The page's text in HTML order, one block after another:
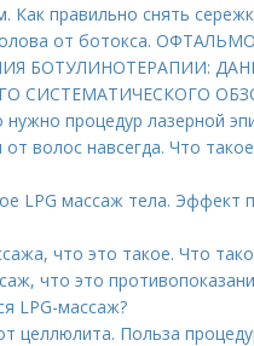
Как правильно снять
от ботокса.
БОТУЛИНОТЕРАПИИ:
СИСТЕМАТИЧЕСКОГО
нужно процедур лазерной
от волос навсегда. Что
LPG массаж тела. Эффект
что это такое. Что
что это
LPG-массаж?
целлюлита. Польза